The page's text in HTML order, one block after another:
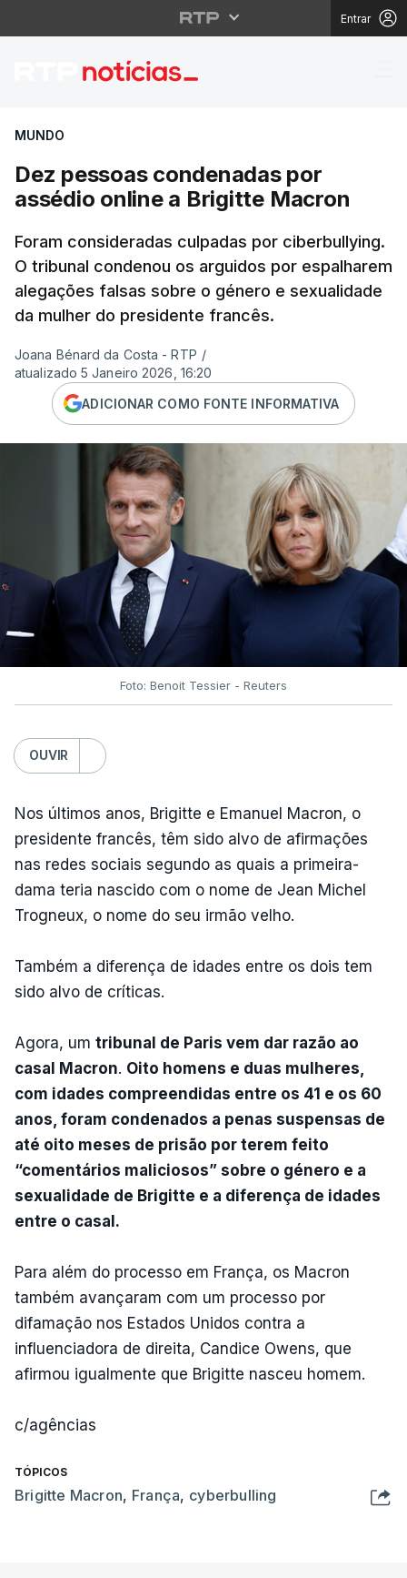
Entrar
Dez pessoas
MUNDO
Dez pessoas condenadas por
assédio online a Brigitte Macron
Foram consideradas culpadas por ciberbullying.
O tribunal condenou os arguidos por espalharem
alegações falsas sobre o género e sexualidade
da mulher do presidente francês.
Joana Bénard da Costa - RTP /
atualizado 5 Janeiro 2026, 16:20
ADICIONAR COMO FONTE INFORMATIVA
Foto: Benoit Tessier - Reuters
OUVIR
Nos últimos anos, Brigitte e Emanuel Macron, o
presidente francês, têm sido alvo de afirmações
nas redes sociais segundo as quais a primeira-
dama teria nascido com o nome de Jean Michel
Trogneux, o nome do seu irmão velho.
Também a diferença de idades entre os dois tem
sido alvo de críticas.
Agora, um tribunal de Paris vem dar razão ao
casal Macron. Oito homens e duas mulheres,
com idades compreendidas entre os 41 e os 60
anos, foram condenados a penas suspensas de
até oito meses de prisão por terem feito
“comentários maliciosos” sobre o género e a
sexualidade de Brigitte e a diferença de idades
entre o casal.
Para além do processo em França, os Macron
também avançaram com um processo por
difamação nos Estados Unidos contra a
influenciadora de direita, Candice Owens, que
afirmou igualmente que Brigitte nasceu homem.
c/agências
TÓPICOS
Brigitte Macron, França, cyberbulling